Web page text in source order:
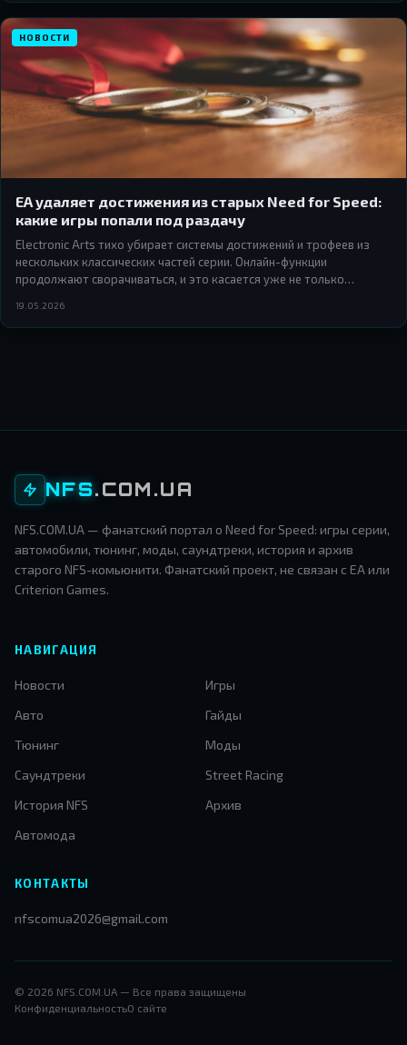
НОВОСТИ
EA удаляет достижения из старых Need for Speed:
какие игры попали под раздачу
Electronic Arts тихо убирает системы достижений и трофеев из
нескольких классических частей серии. Онлайн-функции
продолжают сворачиваться, и это касается уже не только
19.05.2026
NFS.COM.UA
NFS.COM.UA — фанатский портал о Need for Speed: игры серии,
автомобили, тюнинг, моды, саундтреки, история и архив
старого NFS-комьюнити. Фанатский проект, не связан с EA или
Criterion Games.
НАВИГАЦИЯ
Новости
Игры
Авто
Гайды
Тюнинг
Моды
Саундтреки
Street Racing
История NFS
Архив
Автомода
КОНТАКТЫ
nfscomua2026@gmail.com
© 2026 NFS.COM.UA — Все права защищены
КонфиденциальностьО сайте